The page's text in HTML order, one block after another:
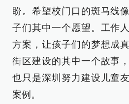
盼。希望校门口的斑马线
子们其中一个愿望。工作
方案，让孩子们的梦想成
街区建设的其中一个故事
也只是深圳努力建设儿童
案例。